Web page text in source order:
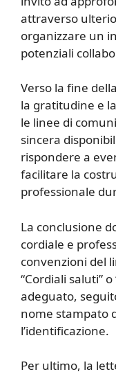
attraverso
organizzare un
potenziali
Verso la fine
la gratitudine e
le linee di
sincera
rispondere a
facilitare la
professionale
La conclusione
cordiale e
convenzioni del
“Cordiali saluti”
adeguato,
nome stampato
l’identificazione.
Per ultimo, la